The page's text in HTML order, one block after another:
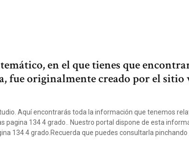
en el que tienes que
fue originalmente creado por el sitio
Aquí encontrarás toda la información que tenemos
pagina 134 4 grado.. Nuestro portal dispone de esta
134 4 grado.Recuerda que puedes consultarla pinchando